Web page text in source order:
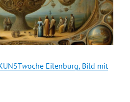
woche Eilenburg, Bild mit